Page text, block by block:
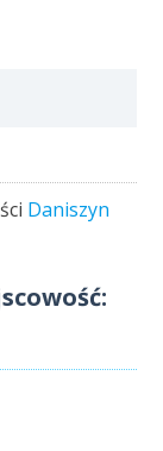
Daniszyn